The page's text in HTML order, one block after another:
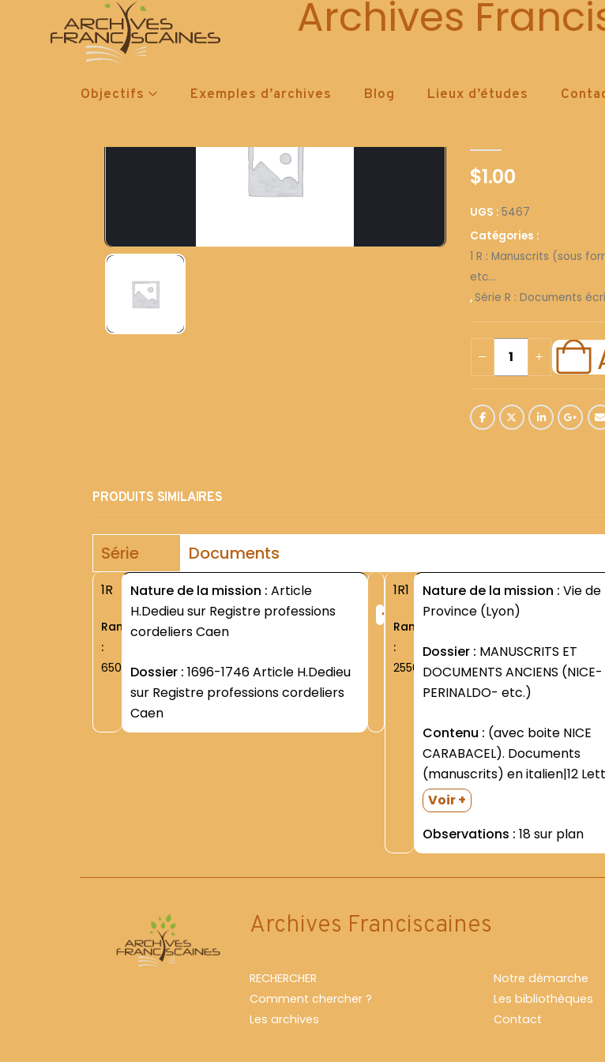
Archives
Objectifs Exemples d’archives Blog Lieux d’études
5467
$1.00
UGS : 5467
Catégories :
1 R : Manuscrits (sous
etc...
, Série R : Documents
PRODUITS SIMILAIRES
Série Documents
1R
Rang
:
6507
Nature de la mission : Article
H.Dedieu sur Registre professions
cordeliers Caen
Dossier : 1696-1746 Article H.Dedieu
sur Registre professions cordeliers
Caen
+
1R1
Rang
:
2556
Nature de la mission : Vie de
Province (Lyon)
Dossier : MANUSCRITS ET
DOCUMENTS ANCIENS (NICE-
PERINALDO- etc.)
Contenu :
CARABACEL). Documents
(manuscrits) en italien|12
adressées au Père gardien du
couvent de Cimella. Nice. 1721
par deux ministres successifs
congrégation du tiers ordre
pénitence|Document
Voir +
Observations : 18 sur plan
Archives Franciscaines
RECHERCHER
Comment chercher ?
Les archives
Notre démarche
Les bibliothèques
Contact